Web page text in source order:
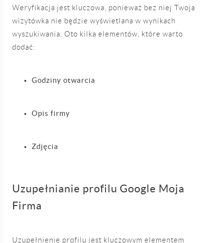
Weryfikacja jest kluczowa, ponieważ bez niej Twoja
wizytówka nie będzie wyświetlana w wynikach
wyszukiwania. Oto kilka elementów, które warto
dodać:
Godziny otwarcia
Opis firmy
Zdjęcia
Uzupełnianie profilu Google Moja
Firma
Uzupełnienie profilu jest kluczowym elementem